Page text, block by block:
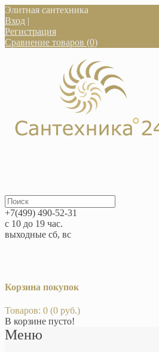
Элитная сантехника
Вход |
Регистрация
Сравнение товаров (0)
+7(499) 490-52-31
с 10 до 19 час.
выходные сб, вс
Корзина покупок
Товаров: 0 (0 руб.)
В корзине пусто!
Меню